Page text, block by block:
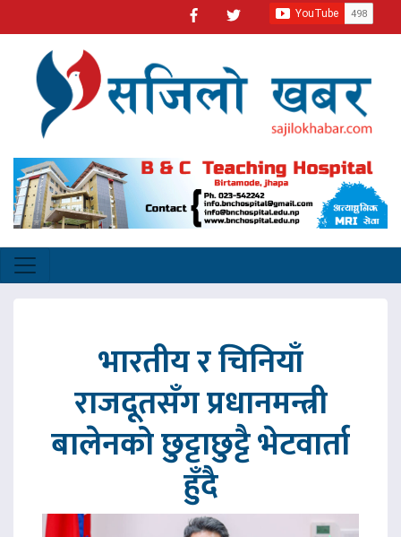
भारतीय र चिनियाँ
राजदूतसँग प्रधानमन्त्री
बालेनको छुट्टाछुट्टै भेटवार्ता
हुँदै